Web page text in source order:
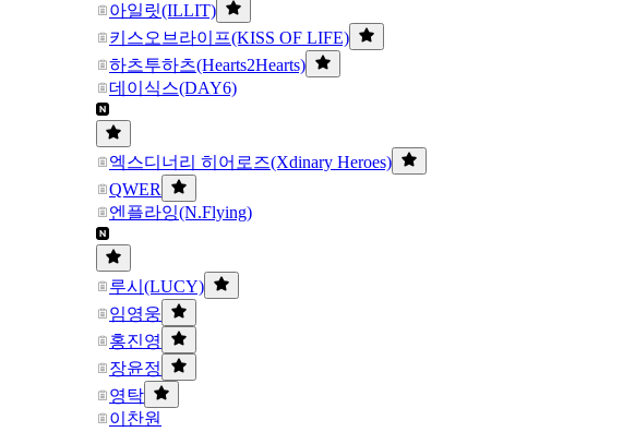
아일릿(ILLIT)
키스오브라이프(KISS OF LIFE)
하츠투하츠(Hearts2Hearts)
데이식스(DAY6)
엑스디너리 히어로즈(Xdinary Heroes)
QWER
엔플라잉(N.Flying)
루시(LUCY)
임영웅
홍진영
장윤정
영탁
이찬원